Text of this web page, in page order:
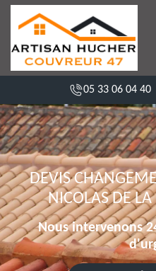
05 33 06 04 40
DEVIS
NICOLAS DE
Nous intervenons